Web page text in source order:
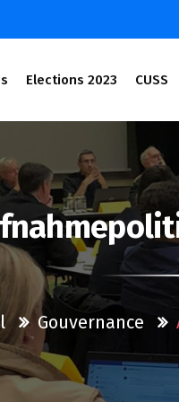
Elections 2023 CUSS
Gouvernance